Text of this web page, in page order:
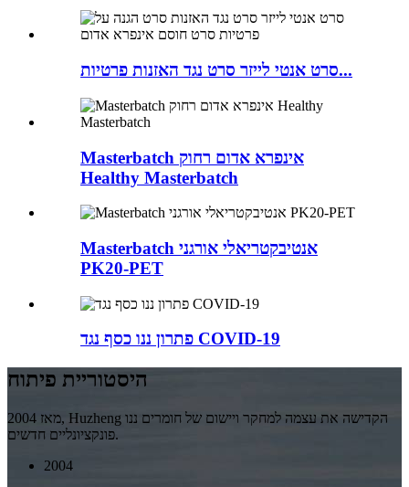
סרט אנטי לייזר סרט נגד האזנות פרטיות...
Masterbatch אינפרא אדום רחוק
Healthy Masterbatch
Masterbatch אנטיבקטריאלי אורגני
PK20-PET
פתרון ננו כסף נגד COVID-19
היסטוריית פיתוח
מאז 2004, Huzheng הקדישה את עצמה למחקר ויישום של חומרים ננו
פונקציונליים חדשים.
2004